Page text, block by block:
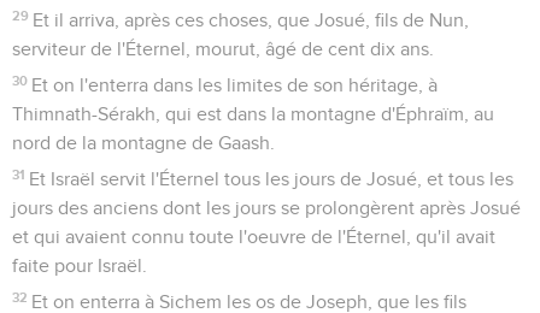
29 Et il arriva, après ces choses, que Josué, fils de Nun,
serviteur de l'Éternel, mourut, âgé de cent dix ans.
30 Et on l'enterra dans les limites de son héritage, à
Thimnath-Sérakh, qui est dans la montagne d'Éphraïm, au
nord de la montagne de Gaash.
31 Et Israël servit l'Éternel tous les jours de Josué, et tous les
jours des anciens dont les jours se prolongèrent après Josué
et qui avaient connu toute l'oeuvre de l'Éternel, qu'il avait
faite pour Israël.
32 Et on enterra à Sichem les os de Joseph, que les fils